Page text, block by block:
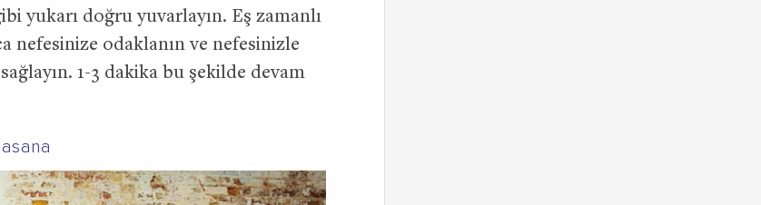
yukarı doğru yuvarlayın. Eş zamanlı
nefesinize odaklanın ve nefesinizle
1-3 dakika bu şekilde devam